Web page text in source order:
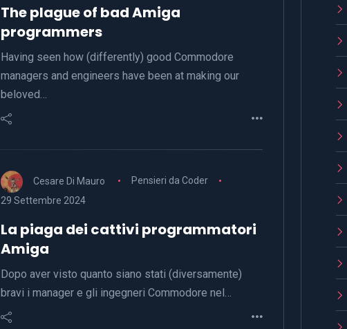
The plague of bad Amiga
programmers
Having seen how (differently) good Commodore
managers and engineers have been at making our
beloved…
Cesare Di Mauro
Pensieri da Coder
29 Settembre 2024
La piaga dei cattivi programmatori
Amiga
Dopo aver visto quanto siano stati (diversamente)
bravi i manager e gli ingegneri Commodore nel…